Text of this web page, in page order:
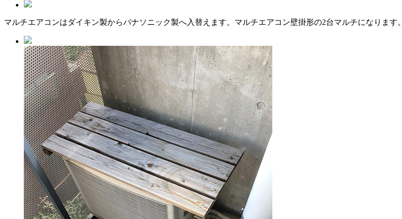
マルチエアコンはダイキン製からパナソニック製へ入替えます。マルチエアコン壁掛形の2台マルチになります。